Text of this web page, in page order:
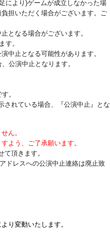
により)ゲームが成立しなかった場
担いただく場合がございます。ご
となる場合がございます。
す。
演中止となる可能性があります。
公演中止となります。
。
されている場合、『公演中止』とな
ん。
よう、ご了承願います。
て頂きます。
ドレスへの公演中止連絡は廃止致
り変動いたします。